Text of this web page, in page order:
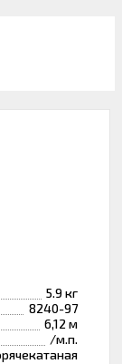
5.9 кг
8240-97
6,12 м
/м.п.